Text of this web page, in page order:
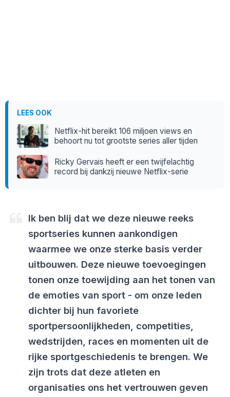
LEES OOK
Netflix-hit bereikt 106 miljoen views en
behoort nu tot grootste series aller tijden
Ricky Gervais heeft er een twijfelachtig
record bij dankzij nieuwe Netflix-serie
Ik ben blij dat we deze nieuwe reeks
sportseries kunnen aankondigen
waarmee we onze sterke basis verder
uitbouwen. Deze nieuwe toevoegingen
tonen onze toewijding aan het tonen van
de emoties van sport - om onze leden
dichter bij hun favoriete
sportpersoonlijkheden, competities,
wedstrijden, races en momenten uit de
rijke sportgeschiedenis te brengen. We
zijn trots dat deze atleten en
organisaties ons het vertrouwen geven